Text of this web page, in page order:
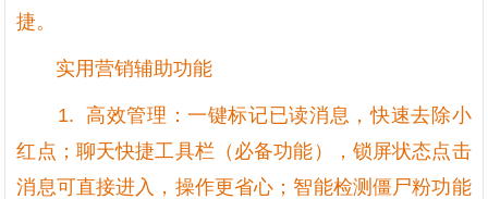
捷。
实用营销辅助功能
1. 高效管理：一键标记已读消息，快速去除小
红点；聊天快捷工具栏（必备功能），锁屏状态点击
消息可直接进入，操作更省心；智能检测僵尸粉功能